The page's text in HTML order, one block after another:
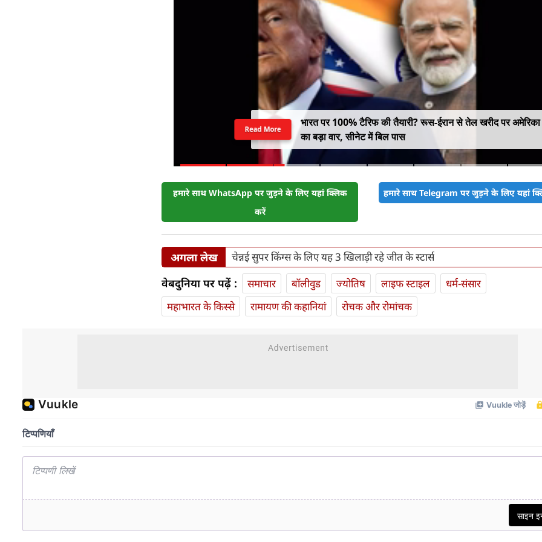
भारत पर 100% टैरिफ की तैयारी? रूस-ईरान से तेल खरीद पर अमेरिका
का बड़ा वार, सीनेट में बिल पास
Read More
हमारे साथ WhatsApp पर जुड़ने के लिए यहां क्लिक
करें
हमारे साथ Telegram पर जुड़ने के लिए यहां
अगला लेख चेन्नई सुपर किंग्स के लिए यह 3 खिलाड़ी रहे जीत के स्टार्स
वेबदुनिया पर पढ़ें : समाचार बॉलीवुड ज्योतिष लाइफ स्‍टाइल
धर्म-संसार
महाभारत के किस्से
रामायण की कहानियां रोचक और रोमांचक